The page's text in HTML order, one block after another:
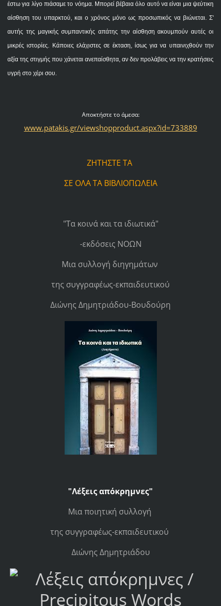
έστω για λίγο πιάσαμε το νόημα. Μπορεί βέβαια όλο αυτό να είναι μια ψεύτικη
αίσθηση του υπαρκτού, και ο χρόνος μόνο ως προσωπικός να βιώνεται. Σ'
αυτής της μαγικής συμπαντικής απάτης την αίσθηση ακουμπούν αυτές οι
μικρές ιστορίες. Κάποιες ελάχιστες σε έκταση, ίσως για να υπαινιχθούν την
αξία της στιγμής που χάνεται ανεπαίσθητα, αν δεν προλάβεις να την κρατήσεις
υγρή στο χέρι σου.
Αποκτήστε το άμεσα:
www.patakis.gr/viewshopproduct.aspx?id=733889
ΖΗΤΗΣΤΕ ΤΑ
ΣΕ ΟΛΑ ΤΑ ΒΙΒΛΙΟΠΩΛΕΙΑ
"Τα κοινά και τα ιδιωτικά"
-εκδόσεις ΝΟΩΝ
Μια συλλογή διηγημάτων
της συγγραφέως-εκπαιδευτικού
Διώνης Δημητριάδου-Βουδούρη
"Λέξεις απόκρημνες"
Μια ποιητική συλλογή
της συγγραφέως-εκπαιδευτικού
Διώνης Δημητριάδου